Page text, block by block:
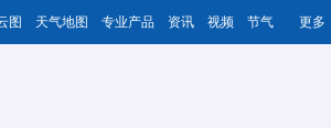
图 天气地图 专业产品 资讯 视频 节气 更多